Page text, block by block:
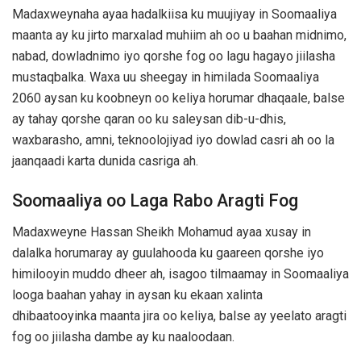
Madaxweynaha ayaa hadalkiisa ku muujiyay in Soomaaliya
maanta ay ku jirto marxalad muhiim ah oo u baahan midnimo,
nabad, dowladnimo iyo qorshe fog oo lagu hagayo jiilasha
mustaqbalka. Waxa uu sheegay in himilada Soomaaliya
2060 aysan ku koobneyn oo keliya horumar dhaqaale, balse
ay tahay qorshe qaran oo ku saleysan dib-u-dhis,
waxbarasho, amni, teknoolojiyad iyo dowlad casri ah oo la
jaanqaadi karta dunida casriga ah.
Soomaaliya oo Laga Rabo Aragti Fog
Madaxweyne Hassan Sheikh Mohamud ayaa xusay in
dalalka horumaray ay guulahooda ku gaareen qorshe iyo
himilooyin muddo dheer ah, isagoo tilmaamay in Soomaaliya
looga baahan yahay in aysan ku ekaan xalinta
dhibaatooyinka maanta jira oo keliya, balse ay yeelato aragti
fog oo jiilasha dambe ay ku naaloodaan.